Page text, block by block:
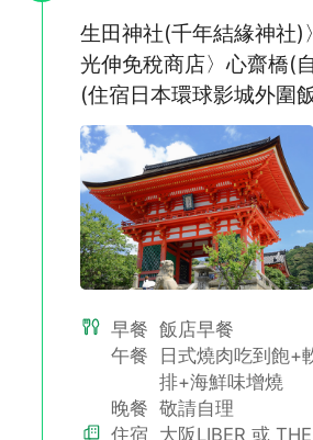
生田神社(千年結緣神社)
光伸免稅商店〉心齋橋(
(住宿日本環球影城外圍
早餐 飯店早餐
午餐
日式燒肉吃到飽+
排+海鮮味增燒
晚餐 敬請自理
住宿 大阪LIBER 或